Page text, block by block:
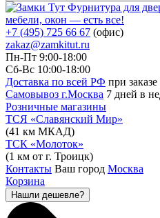
Фурнитура для
мебели, окон — есть все!
+7 (495) 725 66 67 (офис)
zakaz@zamkitut.ru
Пн-Пт 9:00-18:00
Сб-Вс 10:00-18:00
Доставка по всей РФ при
Самовывоз г.Москва 7 дней в
Розничные магазины
ТСЯ «Славянский Мир»
(41 км МКАД)
ТСК «Молоток»
(1 км от г. Троицк)
Контакты Ваш город Москва
Корзина
Нашли дешевле?